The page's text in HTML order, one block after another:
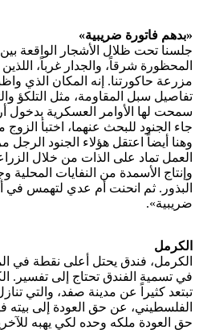
«بدهم فاتورة ضريبية»
جلسنا تحت ظلال الأشجار الواقعة
المحظورة شرقاً، والجدار غرباً،
مزرعة حاكورتنا. إنه المكان الذي
تفاصيل سبل المقاومة، مثل التلكؤ
سمحت لها الأوامر العسكرية بدخول
جاء الجنود للبحث عنهما، اختبأ الزوج
وهنا أيضاً اعتقل هؤلاء الجنود
العمل تماد على الذات من خلال
وإنتاج الأسمدة من النفايات المحلية
البذور. ثم انحنت أم عدي لتهمس في
ضريبية».
الكرمل
الكرمل، فندق يحتل أعلى نقطة في
في تسمية الفندق تحتاج إلى تفسير.
تبتعد كثيراً عن مدينة صفد، ‫والتي
الفلسطيني، عن حق العودة إلى بيته
حق العودة ملكه وحده لكي يهبه